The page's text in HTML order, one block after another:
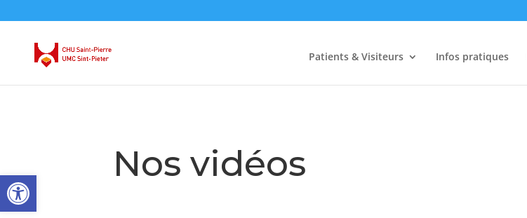
Ouvrir la barre d’outils
Patients & Visiteurs Infos pratiques
Nos vidéos